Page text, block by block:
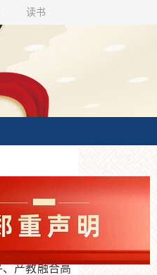
读书
材、教师、
产教融合高